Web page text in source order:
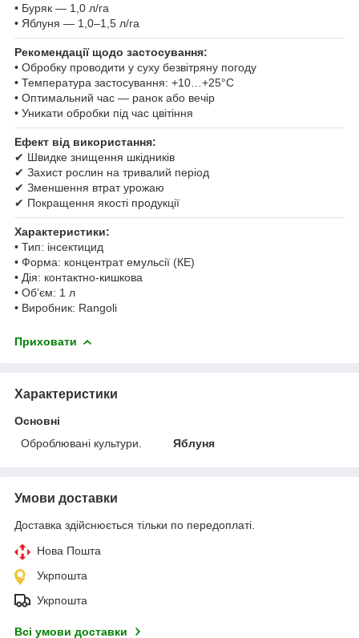
• Буряк — 1,0 л/га
• Яблуня — 1,0–1,5 л/га
Рекомендації щодо застосування:
• Обробку проводити у суху безвітряну погоду
• Температура застосування: +10…+25°C
• Оптимальний час — ранок або вечір
• Уникати обробки під час цвітіння
Ефект від використання:
✔ Швидке знищення шкідників
✔ Захист рослин на тривалий період
✔ Зменшення втрат урожаю
✔ Покращення якості продукції
Характеристики:
• Тип: інсектицид
• Форма: концентрат емульсії (КЕ)
• Дія: контактно-кишкова
• Об’єм: 1 л
• Виробник: Rangoli
Приховати
Характеристики
Основні
Оброблювані культури.
Яблуня
Умови доставки
Доставка здійснюється тільки по передоплаті.
Нова Пошта
Укрпошта
Укрпошта
Всі умови доставки